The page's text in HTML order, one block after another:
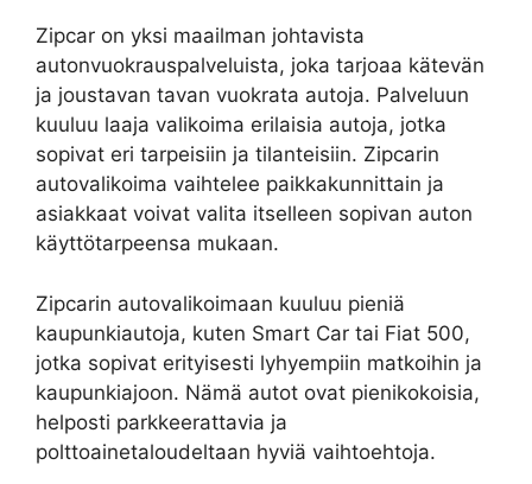
Zipcar on yksi maailman johtavista
autonvuokrauspalveluista, joka tarjoaa kätevän
ja joustavan tavan vuokrata autoja. Palveluun
kuuluu laaja valikoima erilaisia autoja, jotka
sopivat eri tarpeisiin ja tilanteisiin. Zipcarin
autovalikoima vaihtelee paikkakunnittain ja
asiakkaat voivat valita itselleen sopivan auton
käyttötarpeensa mukaan.
Zipcarin autovalikoimaan kuuluu pieniä
kaupunkiautoja, kuten Smart Car tai Fiat 500,
jotka sopivat erityisesti lyhyempiin matkoihin ja
kaupunkiajoon. Nämä autot ovat pienikokoisia,
helposti parkkeerattavia ja
polttoainetaloudeltaan hyviä vaihtoehtoja.